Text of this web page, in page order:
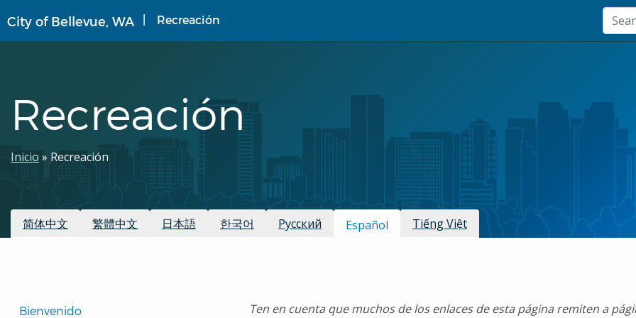
al
contenido
City of Bellevue, WA Recreación
Recreación
Ruta
navegación
Inicio Recreación
Traducciones disponibles:
简体中文 繁體中文 日本語 한국어 Русский Español Tiếng Việt
Translated
Bienvenido
Ten en cuenta que muchos de los enlaces de esta página remiten a